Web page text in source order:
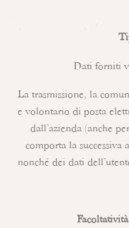
Dati forniti
La trasmissione, la
e volontario di posta
dall’azienda (anche
comporta la successiva
nonché dei dati